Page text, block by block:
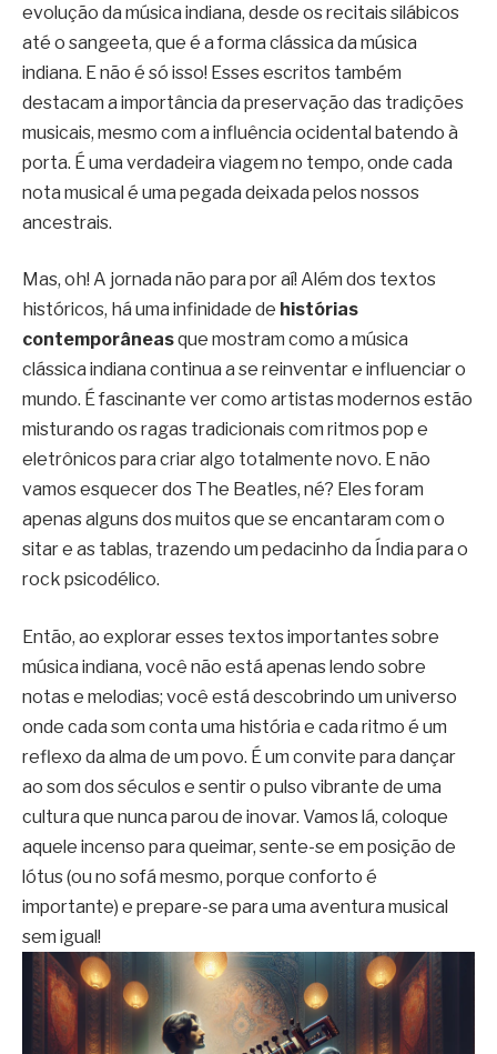
evolução da música indiana, desde os recitais silábicos
até o sangeeta, que é a forma clássica da música
indiana. E não é só isso! Esses escritos também
destacam a importância da preservação das tradições
musicais, mesmo com a influência ocidental batendo à
porta. É uma verdadeira viagem no tempo, onde cada
nota musical é uma pegada deixada pelos nossos
ancestrais.
Mas, oh! A jornada não para por aí! Além dos textos
históricos, há uma infinidade de histórias
contemporâneasque mostram como a música
clássica indiana continua a se reinventar e influenciar o
mundo. É fascinante ver como artistas modernos estão
misturando os ragas tradicionais com ritmos pop e
eletrônicos para criar algo totalmente novo. E não
vamos esquecer dos The Beatles, né? Eles foram
apenas alguns dos muitos que se encantaram com o
sitar e as tablas, trazendo um pedacinho da Índia para o
rock psicodélico.
Então, ao explorar esses textos importantes sobre
música indiana, você não está apenas lendo sobre
notas e melodias; você está descobrindo um universo
onde cada som conta uma história e cada ritmo é um
reflexo da alma de um povo. É um convite para dançar
ao som dos séculos e sentir o pulso vibrante de uma
cultura que nunca parou de inovar. Vamos lá, coloque
aquele incenso para queimar, sente-se em posição de
lótus (ou no sofá mesmo, porque conforto é
importante) e prepare-se para uma aventura musical
sem igual!